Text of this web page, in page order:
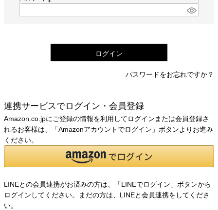
)
ログイン
パスワードをお忘れですか？
連携サービスでログイン・会員登録
Amazon.co.jpにご登録の情報を利用してログインまたは会員登録さ
れるお客様は、「Amazonアカウントでログイン」ボタンよりお進み
ください。
LINEとの会員連携がお済みの方は、「LINEでログイン」ボタンから
ログインしてください。まだの方は、 LINEと会員連携をしてくださ
い。